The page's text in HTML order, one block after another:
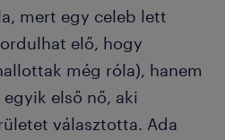
mert egy celeb lett
elő, hogy
még róla), hanem
első nő, aki
választotta. Ada